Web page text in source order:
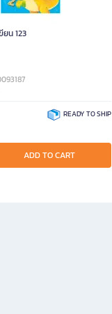
น 123
READY TO SHIP
ADD TO CART